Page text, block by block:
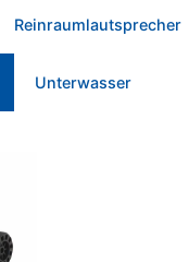
Reinraumlautsprecher
Unterwasser